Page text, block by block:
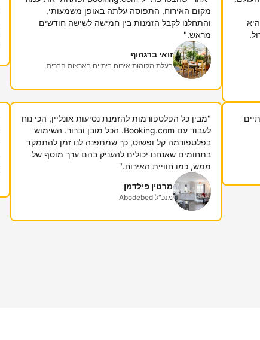
לפלטפורמות מסוימות אחרות, Booking.com היא
מקום האירוח, התפוסה עלתה באופן משמעותי,
והתחלנו לקבל הזמנות בין חמישה לשישה חודשים
מראש."
זואי ברגהוף
בעלת מקומות אירוח ביתיים בארצות הברית
"מבין כל הפלטפורמות להזמנת נסיעות אונליין, הכי נוח
לעבוד עם Booking.com. הכל מובן וברור. השימוש
בפלטפורמה קל ופשוט, כך שמתפנה לנו זמן להתמקד
בתחומים שאנחנו יכולים להעניק בהם ערך מוסף של
ממש, כמו חוויית האירוח."
מרטין פילדמן
מנכ"ל Abodebed